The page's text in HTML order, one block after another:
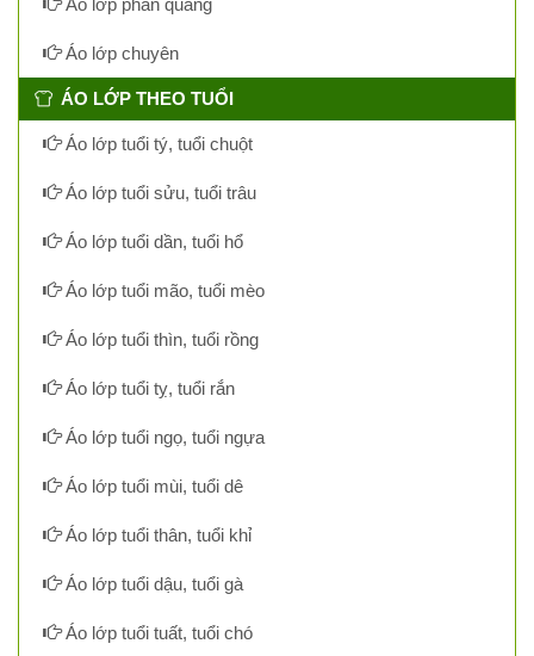
Áo lớp chuyên
ÁO LỚP THEO TUỔI
Áo lớp tuổi tý, tuổi chuột
Áo lớp tuổi sửu, tuổi trâu
Áo lớp tuổi dần, tuổi hổ
Áo lớp tuổi mão, tuổi mèo
Áo lớp tuổi thìn, tuổi rồng
Áo lớp tuổi tỵ, tuổi rắn
Áo lớp tuổi ngọ, tuổi ngựa
Áo lớp tuổi mùi, tuổi dê
Áo lớp tuổi thân, tuổi khỉ
Áo lớp tuổi dậu, tuổi gà
Áo lớp tuổi tuất, tuổi chó